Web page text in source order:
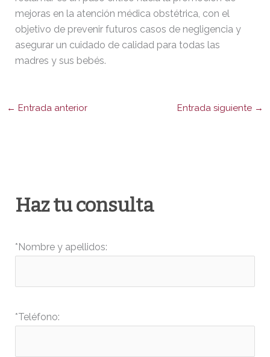
mejoras en la atención médica obstétrica, con el
objetivo de prevenir futuros casos de negligencia y
asegurar un cuidado de calidad para todas las
madres y sus bebés.
← Entrada anterior Entrada siguiente →
Haz tu consulta
*Nombre y apellidos:
*Teléfono: